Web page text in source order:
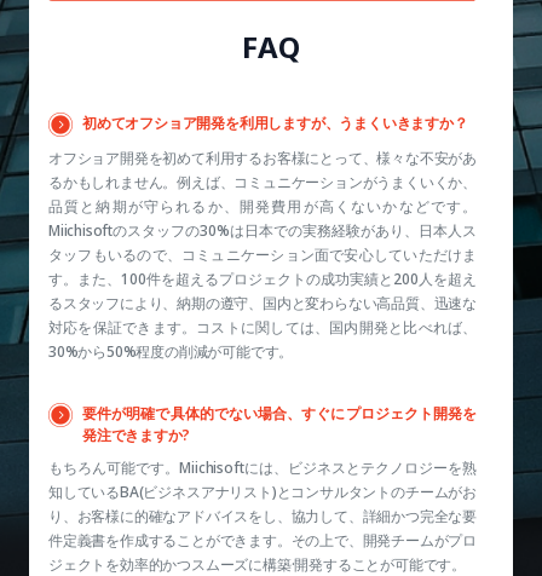
FAQ
初めてオフショア開発を利用しますが、うまくいきますか？
オフショア開発を初めて利用するお客様にとって、様々な不安があ
るかもしれません。例えば、コミュニケーションがうまくいくか、
品質と納期が守られるか、開発費用が高くないかなどです。
Miichisoftのスタッフの30%は日本での実務経験があり、日本人ス
タッフもいるので、コミュニケーション面で安心していただけま
す。また、100件を超えるプロジェクトの成功実績と200人を超え
るスタッフにより、納期の遵守、国内と変わらない高品質、迅速な
対応を保証できます。コストに関しては、国内開発と比べれば、
30%から50%程度の削減が可能です。
要件が明確で具体的でない場合、すぐにプロジェクト開発を
発注できますか?
もちろん可能です。Miichisoftには、ビジネスとテクノロジーを熟
知しているBA(ビジネスアナリスト)とコンサルタントのチームがお
り、お客様に的確なアドバイスをし、協力して、詳細かつ完全な要
件定義書を作成することができます。その上で、開発チームがプロ
ジェクトを効率的かつスムーズに構築·開発することが可能です。